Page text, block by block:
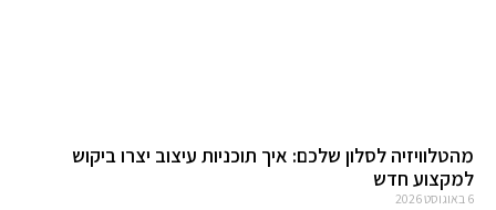
מהטלוויזיה לסלון שלכם: איך תוכניות עיצוב יצרו ביקוש
למקצוע חדש
6 באוגוסט 2026